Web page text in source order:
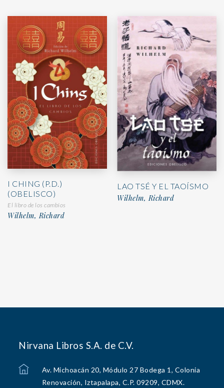
I CHING (P.D.)
(OBELISCO)
El libro de los cambios
Wilhelm, Richard
LAO TSÉ Y EL TAOÍSMO
Wilhelm, Richard
Nirvana Libros S.A. de C.V.
Av. Michoacán 20, Módulo 27 Bodega 1, Colonia
Renovación, Iztapalapa, C.P. 09209, CDMX.